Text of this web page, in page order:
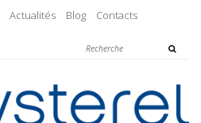
Actualités Blog Contacts